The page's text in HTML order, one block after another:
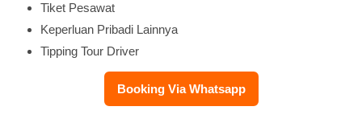
Tiket Pesawat
Keperluan Pribadi Lainnya
Tipping Tour Driver
Booking Via Whatsapp